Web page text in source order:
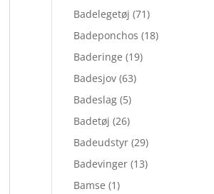
Badelegetøj (71)
Badeponchos (18)
Baderinge (19)
Badesjov (63)
Badeslag (5)
Badetøj (26)
Badeudstyr (29)
Badevinger (13)
Bamse (1)